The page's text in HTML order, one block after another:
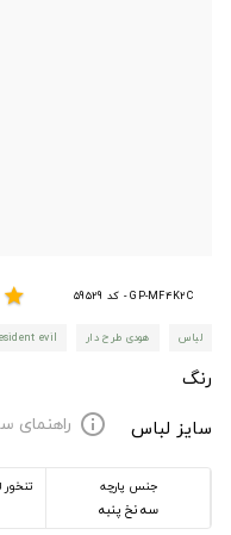
GP-MF4K2C - کد 59529 star
لباس هودی طرح دار evil
رنگ
سایز لباس
info راهنمای
جنس پارچه
سه نخ پنبه